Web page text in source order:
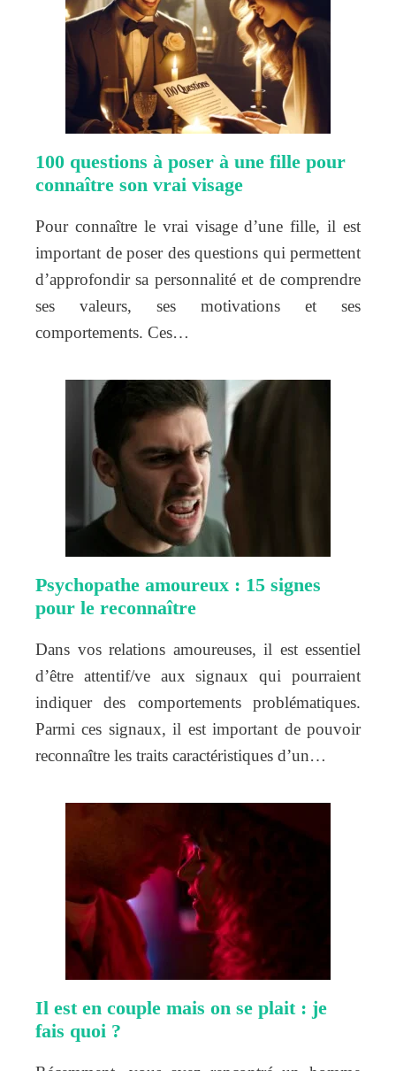
100 questions à poser à une fille pour
connaître son vrai visage
Pour connaître le vrai visage d’une fille, il est
important de poser des questions qui permettent
d’approfondir sa personnalité et de comprendre
ses valeurs, ses motivations et ses
comportements. Ces…
Psychopathe amoureux : 15 signes
pour le reconnaître
Dans vos relations amoureuses, il est essentiel
d’être attentif/ve aux signaux qui pourraient
indiquer des comportements problématiques.
Parmi ces signaux, il est important de pouvoir
reconnaître les traits caractéristiques d’un…
Il est en couple mais on se plait : je
fais quoi ?